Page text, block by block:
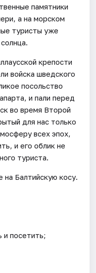
памятники
а на морском
туристы уже
крепости
войска шведского
посольство
и пали перед
во время Второй
для нас только
всех эпох,
и его облик не
туриста.
на Балтийскую косу.
и посетить;